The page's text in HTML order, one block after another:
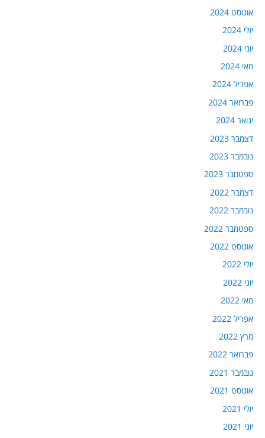
אוגוסט 2024
יולי 2024
יוני 2024
מאי 2024
אפריל 2024
פברואר 2024
ינואר 2024
דצמבר 2023
נובמבר 2023
ספטמבר 2023
דצמבר 2022
נובמבר 2022
ספטמבר 2022
אוגוסט 2022
יולי 2022
יוני 2022
מאי 2022
אפריל 2022
מרץ 2022
פברואר 2022
נובמבר 2021
אוגוסט 2021
יולי 2021
יוני 2021